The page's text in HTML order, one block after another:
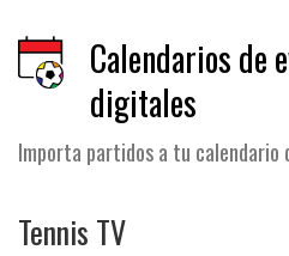
Calendarios de
digitales
Importa partidos a tu calendario
Tennis TV